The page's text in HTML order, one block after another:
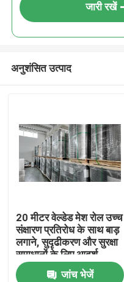
जारी रखें
अनुशंसित उत्पाद
20 मीटर वेल्डेड मेश रोल उच्च
संक्षारण प्रतिरोध के साथ बाड़
लगाने, सुदृढीकरण और सुरक्षा
समाधानों के लिए आदर्श
जांच भेजें